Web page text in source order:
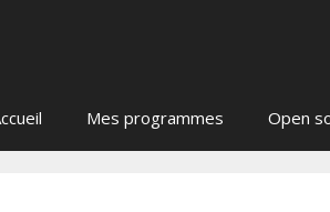
Mes programmes Open